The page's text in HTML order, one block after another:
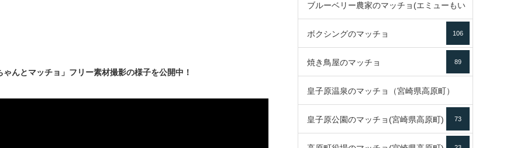
ゃんとマッチョ」フリー素材撮影の様子を公開中！
49
ブルーベリー農家のマッチョ(エミューもい
るよ) 72
ボクシングのマッチョ 106
焼き鳥屋のマッチョ 89
皇子原温泉のマッチョ（宮崎県高原町）
133
皇子原公園のマッチョ(宮崎県高原町) 73